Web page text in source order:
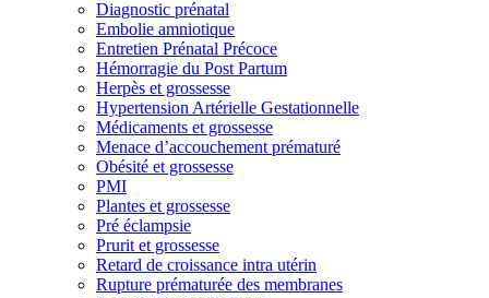
Diagnostic prénatal
Embolie amniotique
Entretien Prénatal Précoce
Hémorragie du Post Partum
Herpès et grossesse
Hypertension Artérielle Gestationnelle
Médicaments et grossesse
Menace d’accouchement prématuré
Obésité et grossesse
PMI
Plantes et grossesse
Pré éclampsie
Prurit et grossesse
Retard de croissance intra utérin
Rupture prématurée des membranes